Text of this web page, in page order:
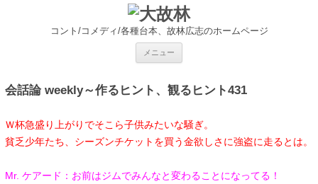
コント/コメディ/各種台本、故林広志のホームページ
メニュー
ツ
へ
ッ
プ
会話論 weekly～作るヒント、観るヒント431
Ｗ杯急盛り上がりでそこら子供みたいな騒ぎ。
貧乏少年たち、シーズンチケットを買う金欲しさに強盗に走るとは。
Mr. ケアード：お前はジムでみんなと変わることになってる！